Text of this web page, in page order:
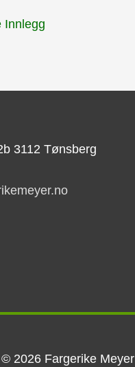
Innlegg
3112 Tønsberg
2026 Fargerike Meyer